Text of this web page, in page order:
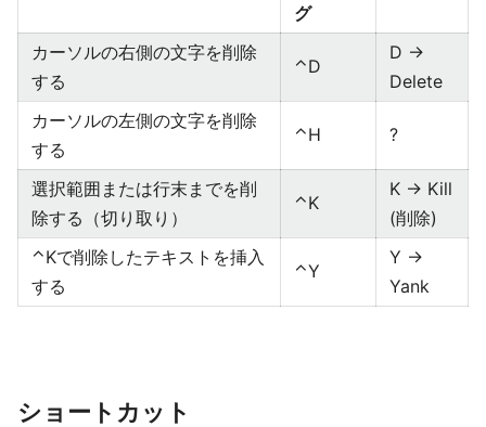
グ
カーソルの右側の文字を削除
する
⌃D
D →
Delete
カーソルの左側の文字を削除
する
⌃H ?
選択範囲または行末までを削
除する（切り取り）
⌃K
K → Kill
(削除)
⌃Kで削除したテキストを挿入
する
⌃Y
Y →
Yank
ショートカット